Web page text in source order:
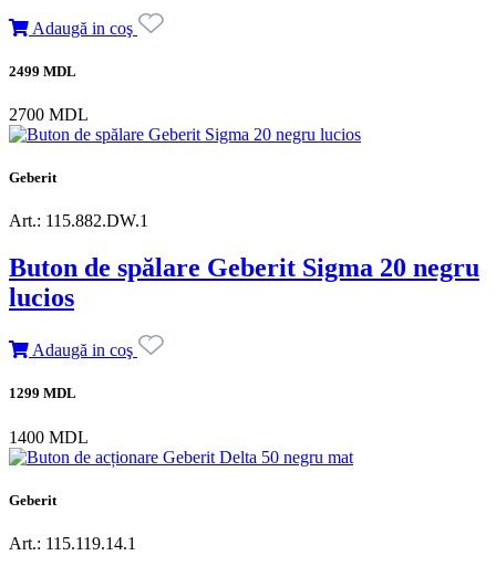
Adaugă in coş
2499 MDL
2700 MDL
Geberit
Art.: 115.882.DW.1
Buton de spălare Geberit Sigma 20 negru
lucios
Adaugă in coş
1299 MDL
1400 MDL
Geberit
Art.: 115.119.14.1